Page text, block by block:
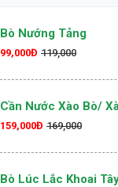
Bò Nướng Tảng
99,000Đ 119,000
Cần Nước Xào Bò/
159,000Đ 169,000
Bò Lúc Lắc Khoai